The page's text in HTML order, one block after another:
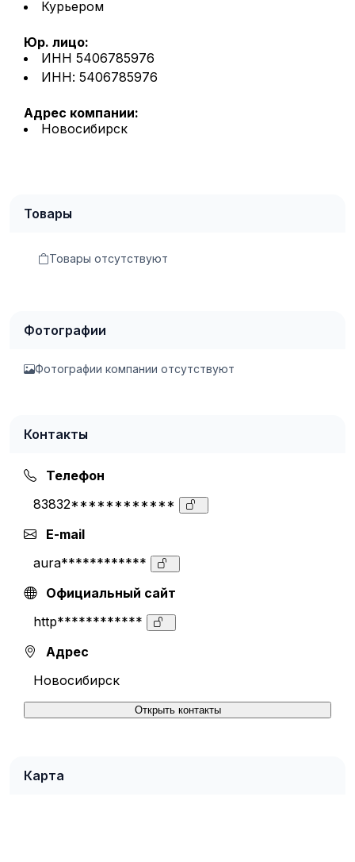
Курьером
Юр. лицо:
ИНН 5406785976
ИНН: 5406785976
Адрес компании:
Новосибирск
Товары
Товары отсутствуют
Фотографии
Фотографии компании отсутствуют
Контакты
Телефон
83832************
E-mail
aura************
Официальный сайт
http************
Адрес
Новосибирск
Открыть контакты
Карта